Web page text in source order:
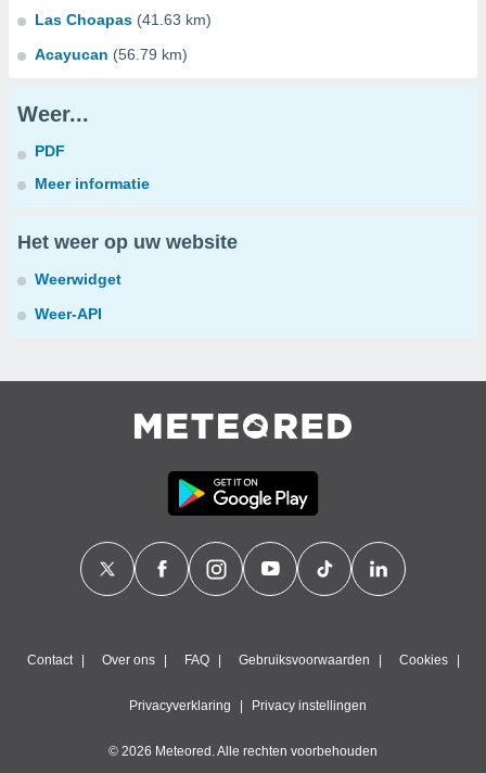
Las Choapas (41.63 km)
Acayucan (56.79 km)
Weer...
PDF
Meer informatie
Het weer op uw website
Weerwidget
Weer-API
Contact Over ons FAQ Gebruiksvoorwaarden Cookies
Privacyverklaring Privacy instellingen
© 2026 Meteored. Alle rechten voorbehouden